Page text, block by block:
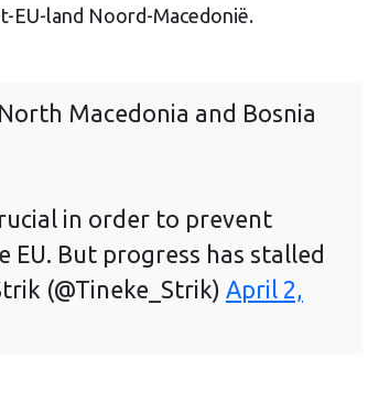
EU-land Noord-Macedonië.
Macedonia and Bosnia
in order to prevent
But progress has stalled
(@Tineke_Strik) April 2,